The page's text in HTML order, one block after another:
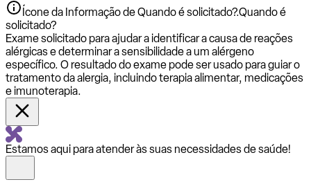
Ícone da Informação de Quando é solicitado?.Quando é
solicitado?
Exame solicitado para ajudar a identificar a causa de reações
alérgicas e determinar a sensibilidade a um alérgeno
específico. O resultado do exame pode ser usado para guiar o
tratamento da alergia, incluindo terapia alimentar, medicações
e imunoterapia.
Estamos aqui para atender às suas necessidades de saúde!